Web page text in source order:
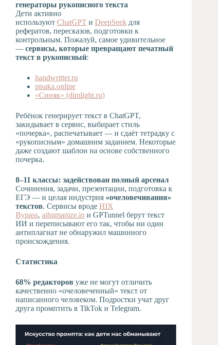
генераторы рукописного текста
Дети активно
используют ChatGPT и DeepSeek для
рефератов, пересказов, подготовки к
контрольным. Пожалуй, самое удивительное
— сервисы, которые превращают печатный
текст в рукописный:
handwritter.ru
pisaka.online
«Синяк» (dimlight.ru)
Ребёнок генерирует текст в ChatGPT,
закидывает в сервис, выбирает стиль
«почерка», распечатывает — и сдаёт тетрадку с
«рукописным» домашним заданием. Некоторые
даже создают шаблон на основе собственного
почерка.
8–11 классы: задействован полный арсенал
Сочинения, задачи, презентации, подготовка к
ЕГЭ — и целая индустрия «очеловечивания»
текстов. Сервисы вроде HIX
Bypass, aihumanize.io и GPTunnel берут текст
ИИ и переписывают его так, чтобы ни один
антиплагиат не обнаружил машинного
происхождения.
Статистика
68% редакторов уже не могут отличить
качественно «очеловеченный» текст от
написанного человеком. Подростки учат друг
друга промптить в TikTok и Telegram.